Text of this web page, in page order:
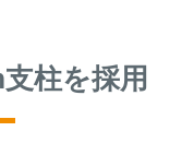
柱を採用